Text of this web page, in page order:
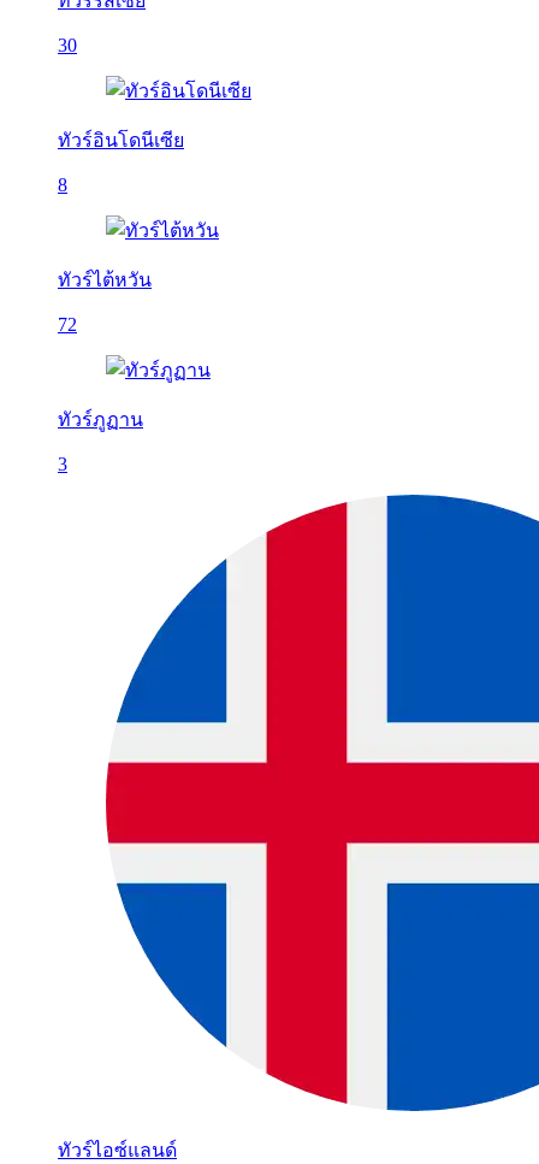
30
ทัวร์อินโดนีเซีย
8
ทัวร์ไต้หวัน
72
ทัวร์ภูฏาน
3
ทัวร์ไอซ์แลนด์